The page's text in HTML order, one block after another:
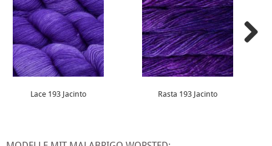
Lace 193 Jacinto Rasta 193 Jacinto